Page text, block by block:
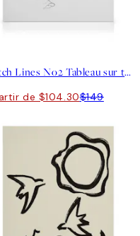
Sketch Lines No2 Tableau sur toile
de $104.30$149